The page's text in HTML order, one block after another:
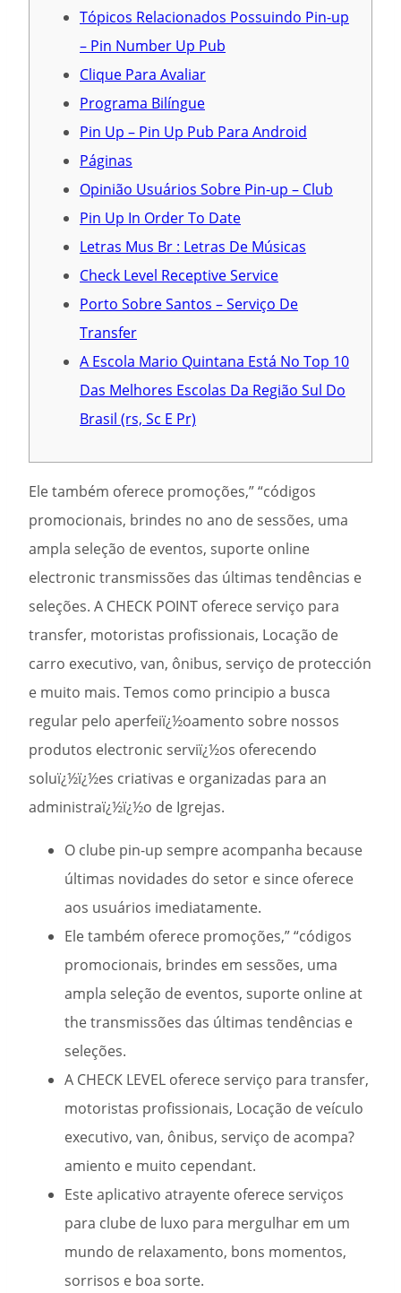
Tópicos Relacionados Possuindo Pin-up
– Pin Number Up Pub
Clique Para Avaliar
Programa Bilíngue
Pin Up – Pin Up Pub Para Android
Páginas
Opinião Usuários Sobre Pin-up – Club
Pin Up In Order To Date
Letras Mus Br : Letras De Músicas
Check Level Receptive Service
Porto Sobre Santos – Serviço De
Transfer
A Escola Mario Quintana Está No Top 10
Das Melhores Escolas Da Região Sul Do
Brasil (rs, Sc E Pr)
Ele também oferece promoções,” “códigos
promocionais, brindes no ano de sessões, uma
ampla seleção de eventos, suporte online
electronic transmissões das últimas tendências e
seleções. A CHECK POINT oferece serviço para
transfer, motoristas profissionais, Locação de
carro executivo, van, ônibus, serviço de protección
e muito mais. Temos como principio a busca
regular pelo aperfeiï¿½oamento sobre nossos
produtos electronic serviï¿½os oferecendo
soluï¿½ï¿½es criativas e organizadas para an
administraï¿½ï¿½o de Igrejas.
O clube pin-up sempre acompanha because
últimas novidades do setor e since oferece
aos usuários imediatamente.
Ele também oferece promoções,” “códigos
promocionais, brindes em sessões, uma
ampla seleção de eventos, suporte online at
the transmissões das últimas tendências e
seleções.
A CHECK LEVEL oferece serviço para transfer,
motoristas profissionais, Locação de veículo
executivo, van, ônibus, serviço de acompa?
amiento e muito cependant.
Este aplicativo atrayente oferece serviços
para clube de luxo para mergulhar em um
mundo de relaxamento, bons momentos,
sorrisos e boa sorte.